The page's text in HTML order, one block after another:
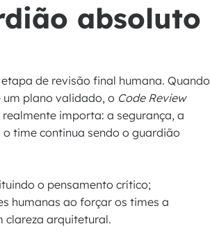
absoluto
de revisão final humana. Quando
plano validado, o Code Review
importa: a segurança, a
time continua sendo o guardião
o pensamento crítico;
humanas ao forçar os times a
clareza arquitetural.